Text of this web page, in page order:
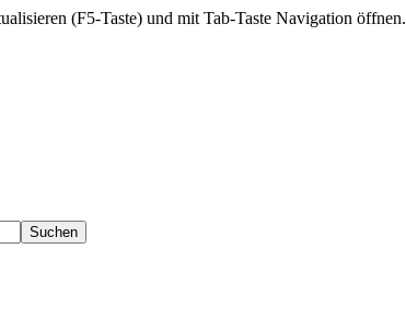
(F5-Taste) und mit Tab-Taste Navigation öffnen.
Suchen